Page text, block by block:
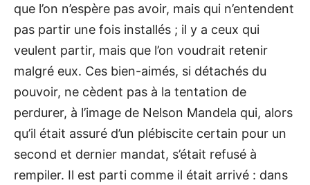
que l’on n’espère pas avoir, mais qui n’entendent
pas partir une fois installés ; il y a ceux qui
veulent partir, mais que l’on voudrait retenir
malgré eux. Ces bien-aimés, si détachés du
pouvoir, ne cèdent pas à la tentation de
perdurer, à l’image de Nelson Mandela qui, alors
qu’il était assuré d’un plébiscite certain pour un
second et dernier mandat, s’était refusé à
rempiler. Il est parti comme il était arrivé : dans